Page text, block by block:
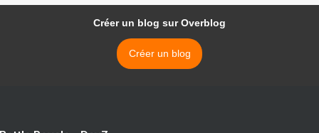
Créer un blog sur Overblog
Créer un blog